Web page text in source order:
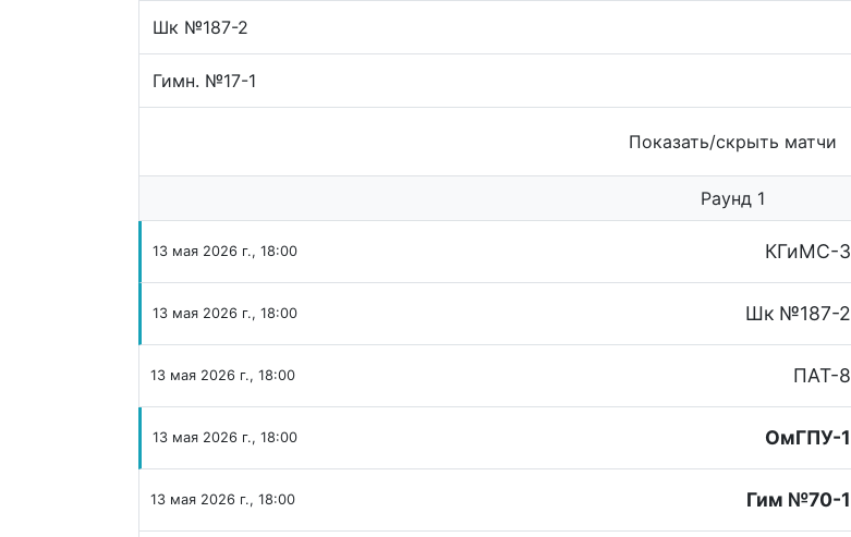
Шк №187-2
Гимн. №17-1
Показать/скрыть матчи
Раунд 1
13 мая 2026 г., 18:00 КГиМС-3
13 мая 2026 г., 18:00 Шк №187-2
13 мая 2026 г., 18:00 ПАТ-8
13 мая 2026 г., 18:00 ОмГПУ-1
13 мая 2026 г., 18:00 Гим №70-1